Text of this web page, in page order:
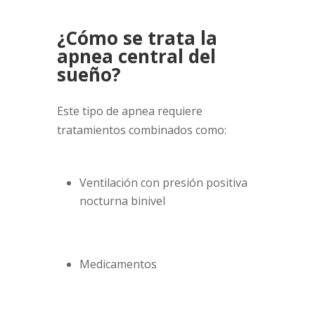
¿Cómo se trata la
apnea central del
sueño?
Este tipo de apnea requiere
tratamientos combinados como:
Ventilación con presión positiva
nocturna binivel
Medicamentos